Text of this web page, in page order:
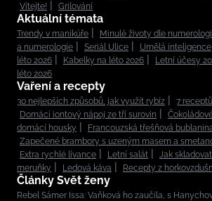
Vítejte!
Grilování
Aktuální témata
Trendy v manikúře Minulé životy dle
a numerologie
Seriál Ulice Umělá inteligence
léto 2026
Kabelky na léto 2026 Letní účesy
léto 2026
Vaření a recepty
30 nejlepších způsobů, jak využít rybíz
7
Domácí iontový nápoj ze tří surovin
domácí housky
Francouzská třešňová
Zapečené brambory s uzeným masem a
Extra rychlé lívance
Letní salát
Jak
meruňky
Ledová káva Recepty z
Články Svět ženy
Rebel Sámer Issa: Vaňková ho zaučila, s